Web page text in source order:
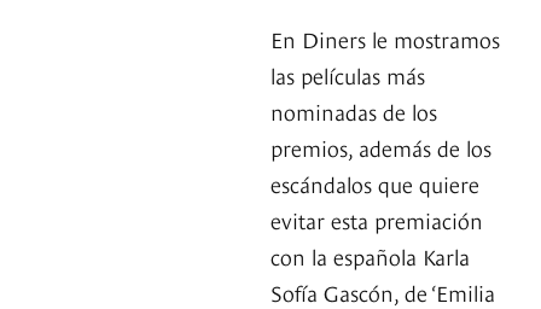
En Diners le mostramos
las películas más
nominadas de los
premios, además de los
escándalos que quiere
evitar esta premiación
con la española Karla
Sofía Gascón, de ‘Emilia